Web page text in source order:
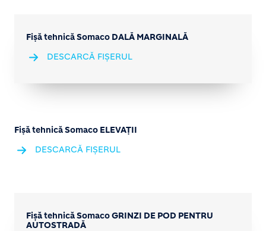
Fișă tehnică Somaco DALĂ MARGINALĂ
DESCARCĂ FIȘERUL
Fișă tehnică Somaco ELEVAȚII
DESCARCĂ FIȘERUL
Fișă tehnică Somaco GRINZI DE POD PENTRU
AUTOSTRADĂ